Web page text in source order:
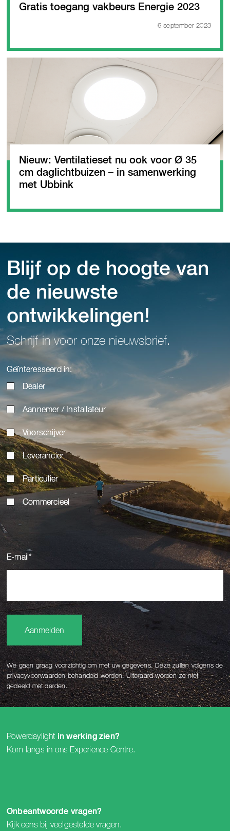
Gratis toegang vakbeurs Energie 2023
6 september 2023
Nieuw: Ventilatieset nu ook voor Ø 35
cm daglichtbuizen – in samenwerking
met Ubbink
Blijf op de hoogte van
de nieuwste
ontwikkelingen!
Schrijf in voor onze nieuwsbrief.
Geïnteresseerd in:
Dealer
Aannemer / Installateur
Voorschijver
Leverancier
Particulier
Commercieel
E-mail*
Aanmelden
We gaan graag voorzichtig om met uw gegevens. Deze zullen volgens de
privacyvoorwaarden behandeld worden. Uiteraard worden ze niet
gedeeld met derden.
Powerdaylight in werking zien?
Kom langs in ons Experience Centre.
Onbeantwoorde vragen?
Kijk eens bij veelgestelde vragen.